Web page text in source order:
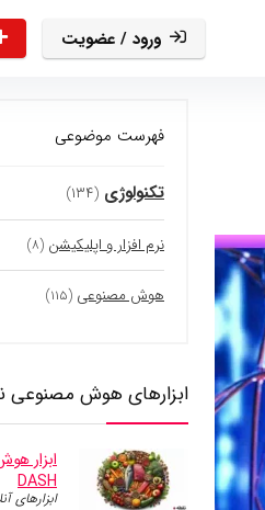
ورود / عضویت
فهرست موضوعی
تکنولوژی (۱۳۴)
نرم افزار و اپلیکیشن (۸)
هوش مصنوعی (۱۱۵)
ابزارهای هوش مصنوعی
ابزار
DASH
ابزارهای